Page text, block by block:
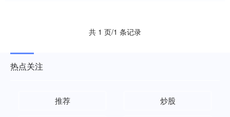
共 1 页/1 条记录
热点关注
推荐 炒股